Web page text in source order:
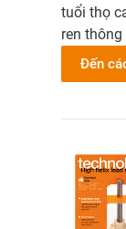
tuổi thọ
ren
Đến